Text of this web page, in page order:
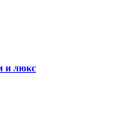
и люкс